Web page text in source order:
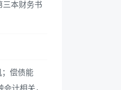
三本财务书
；偿债能
计相关，